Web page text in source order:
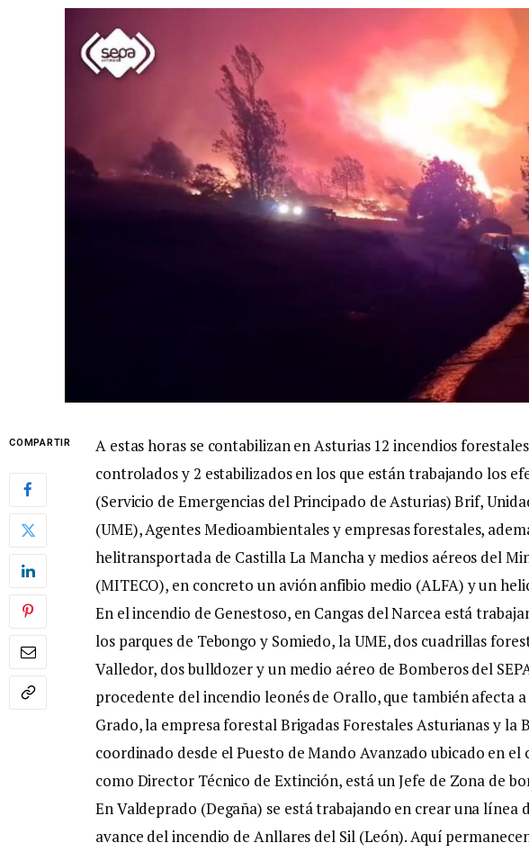
COMPARTIR
A estas horas se contabilizan en Asturias 12 incendios
controlados y 2 estabilizados en los que están trabajando los
(Servicio de Emergencias del Principado de Asturias) Brif,
(UME), Agentes Medioambientales y empresas forestales,
helitransportada de Castilla La Mancha y medios aéreos del
(MITECO), en concreto un avión anfibio medio (ALFA) y un
En el incendio de Genestoso, en Cangas del Narcea está
los parques de Tebongo y Somiedo, la UME, dos cuadrillas
Valledor, dos bulldozer y un medio aéreo de Bomberos del
procedente del incendio leonés de Orallo, que también afecta
Grado, la empresa forestal Brigadas Forestales Asturianas y la
coordinado desde el Puesto de Mando Avanzado ubicado en el
como Director Técnico de Extinción, está un Jefe de Zona de
En Valdeprado (Degaña) se está trabajando en crear una línea
avance del incendio de Anllares del Sil (León). Aquí